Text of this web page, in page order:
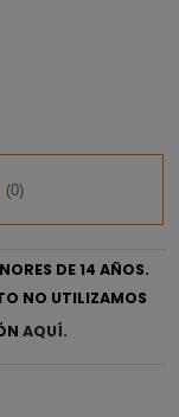
(0)
DE 14 AÑOS.
NO UTILIZAMOS
AQUÍ.